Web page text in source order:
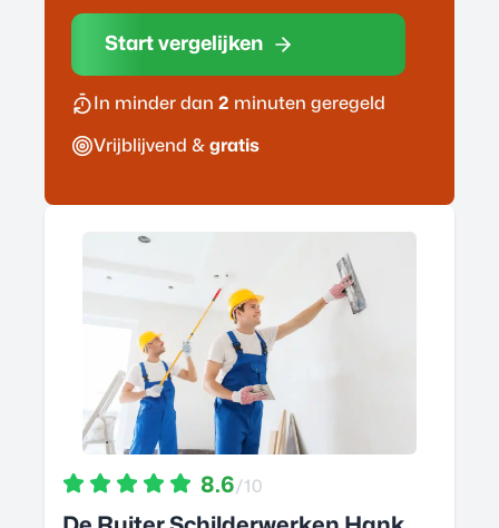
Start vergelijken
In minder dan 2 minuten geregeld
Vrijblijvend & gratis
8.6/10